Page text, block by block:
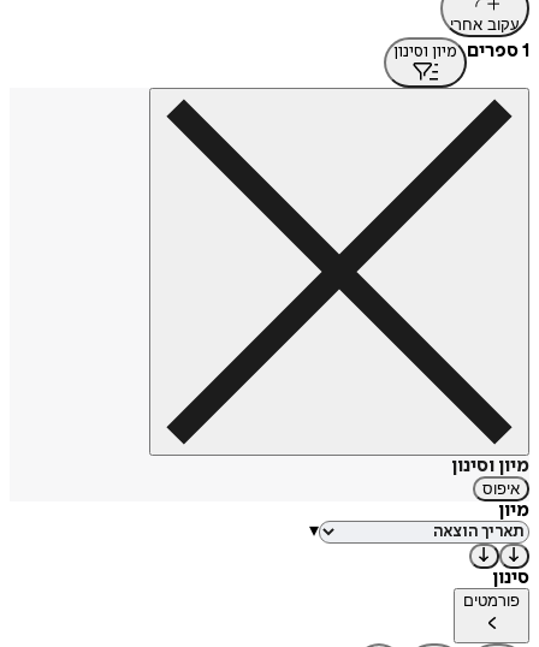
עקוב אחרי
1 ספרים מיון וסינון
מיון וסינון
איפוס
מיון
▾
סינון
פורמטים